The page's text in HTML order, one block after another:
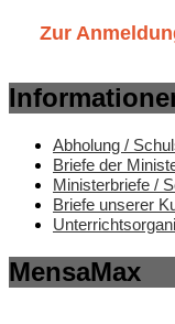
Zur
Abholung /
Briefe der
Ministerbriefe /
Briefe unserer
MensaMax